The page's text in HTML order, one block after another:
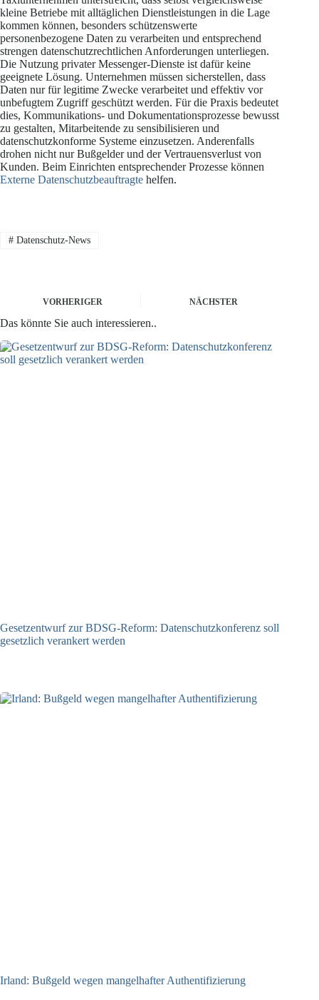
kleine Betriebe mit alltäglichen Dienstleistungen in die Lage
kommen können, besonders schützenswerte
personenbezogene Daten zu verarbeiten und entsprechend
strengen datenschutzrechtlichen Anforderungen unterliegen.
Die Nutzung privater Messenger-Dienste ist dafür keine
geeignete Lösung. Unternehmen müssen sicherstellen, dass
Daten nur für legitime Zwecke verarbeitet und effektiv vor
unbefugtem Zugriff geschützt werden. Für die Praxis bedeutet
dies, Kommunikations- und Dokumentationsprozesse bewusst
zu gestalten, Mitarbeitende zu sensibilisieren und
datenschutzkonforme Systeme einzusetzen. Anderenfalls
drohen nicht nur Bußgelder und der Vertrauensverlust von
Kunden. Beim Einrichten entsprechender Prozesse können
Externe Datenschutzbeauftragte helfen.
#Datenschutz-News
VORHERIGER NÄCHSTER
Das könnte Sie auch interessieren..
Gesetzentwurf zur BDSG-Reform: Datenschutzkonferenz soll
gesetzlich verankert werden
Irland: Bußgeld wegen mangelhafter Authentifizierung